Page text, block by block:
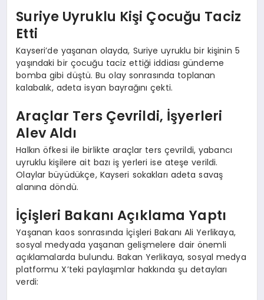
Suriye Uyruklu Kişi Çocuğu Taciz
Etti
Kayseri’de yaşanan olayda, Suriye uyruklu bir kişinin 5
yaşındaki bir çocuğu taciz ettiği iddiası gündeme
bomba gibi düştü. Bu olay sonrasında toplanan
kalabalık, adeta isyan bayrağını çekti.
Araçlar Ters Çevrildi, İşyerleri
Alev Aldı
Halkın öfkesi ile birlikte araçlar ters çevrildi, yabancı
uyruklu kişilere ait bazı iş yerleri ise ateşe verildi.
Olaylar büyüdükçe, Kayseri sokakları adeta savaş
alanına döndü.
İçişleri Bakanı Açıklama Yaptı
Yaşanan kaos sonrasında İçişleri Bakanı Ali Yerlikaya,
sosyal medyada yaşanan gelişmelere dair önemli
açıklamalarda bulundu. Bakan Yerlikaya, sosyal medya
platformu X’teki paylaşımlar hakkında şu detayları
verdi: